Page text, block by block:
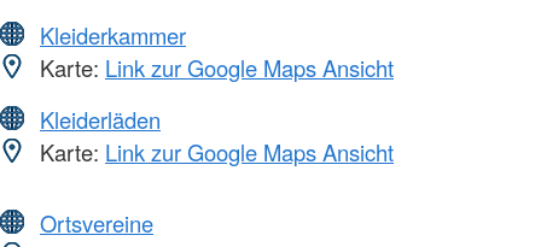
Kleiderkammer
Karte: Link zur Google Maps Ansicht
Kleiderläden
Karte: Link zur Google Maps Ansicht
Ortsvereine